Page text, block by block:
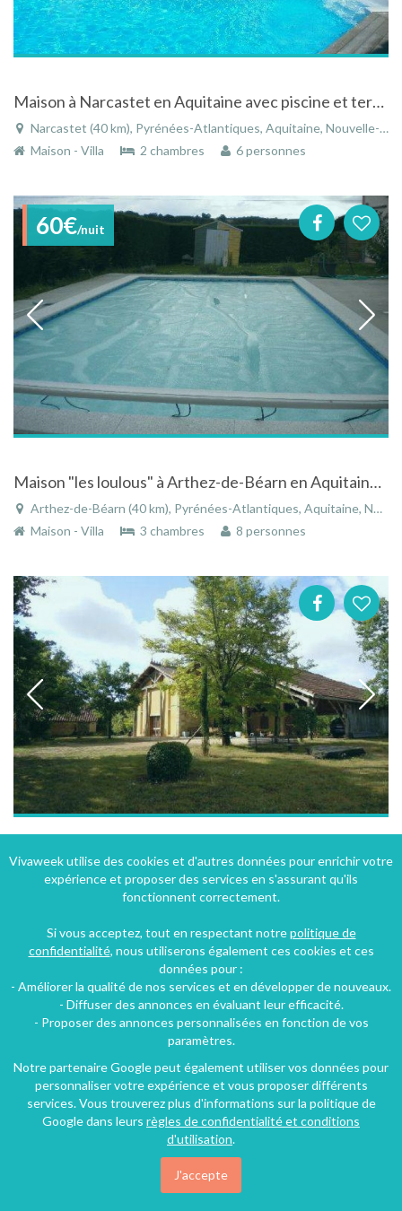
Maison à Narcastet en Aquitaine avec piscine et terrain de pétanque
Narcastet (40 km), Pyrénées-Atlantiques, Aquitaine, Nouvelle-Aquitaine, France
Maison - Villa
2 chambres 6 personnes
60€/nuit
Maison "les loulous" à Arthez-de-Béarn en Aquitaine avec piscine
Arthez-de-Béarn (40 km), Pyrénées-Atlantiques, Aquitaine, Nouvelle-Aquitaine, France
Maison - Villa
3 chambres 8 personnes
Gîte à Vic-Fezensac dans le Gers en Midi-Pyrénées avec vue panoramique sur la campagne Gersoise
Vic-Fezensac (41 km), Gers, Midi-Pyrénées, France
2.879€/nuit
Vivaweek utilise des cookies et d'autres données pour enrichir votre
expérience et proposer des services en s'assurant qu'ils
fonctionnent correctement.
Si vous acceptez, tout en respectant notrepolitique de
confidentialité, nous utiliserons également ces cookies et ces
données pour :
- Améliorer la qualité de nos services et en développer de nouveaux.
- Diffuser des annonces en évaluant leur efficacité.
- Proposer des annonces personnalisées en fonction de vos
paramètres.
Notre partenaire Google peut également utiliser vos données pour
personnaliser votre expérience et vous proposer différents
services. Vous trouverez plus d'informations sur la politique de
Google dans leurs règles de confidentialité et conditions
d'utilisation.
J'accepte